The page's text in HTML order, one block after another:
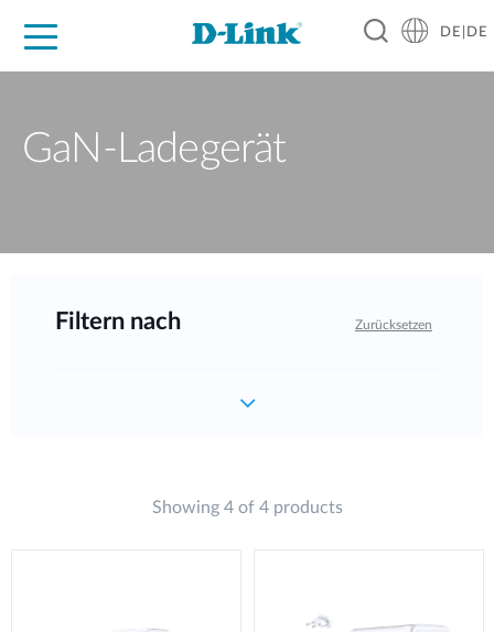
DE|DE
GaN-Ladegerät
Filtern nach Zurücksetzen
Showing 4 of 4 products